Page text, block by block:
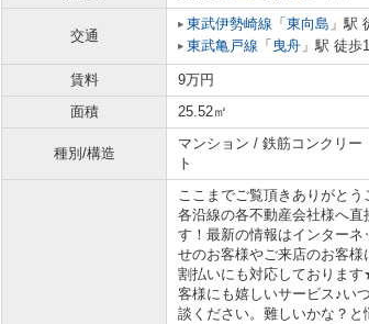
交通
東武伊勢崎線 「 東向島 」駅
東武亀戸線 「 曳舟 」駅 徒歩
賃料 9万円
面積
25.52㎡
種別/構造
マンション / 鉄筋コンクリー
ト
ここまでご覧頂きありがとう
各沿線の各不動産会社様へ
す！最新の情報はインター
せのお客様やご来店のお客
割払いにも対応しておりま
客様にも嬉しいサービス♪い
談ください。難しいかな？と